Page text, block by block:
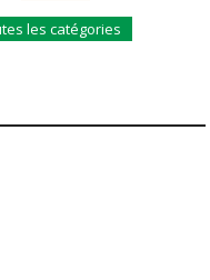
les catégories